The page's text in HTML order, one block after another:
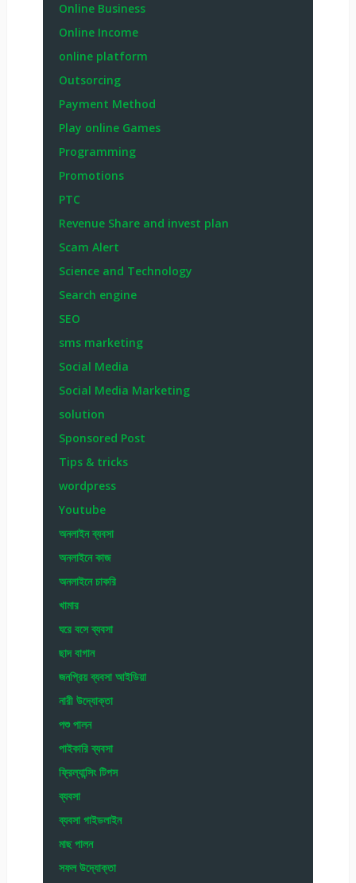
Online Business
Online Income
online platform
Outsorcing
Payment Method
Play online Games
Programming
Promotions
PTC
Revenue Share and invest plan
Scam Alert
Science and Technology
Search engine
SEO
sms marketing
Social Media
Social Media Marketing
solution
Sponsored Post
Tips & tricks
wordpress
Youtube
অনলাইন ব্যবসা
অনলাইনে কাজ
অনলাইনে চাকরি
খামার
ঘরে বসে ব্যবসা
ছাদ বাগান
জনপ্রিয় ব্যবসা আইডিয়া
নারী উদ্যোক্তা
পশু পালন
পাইকারি ব্যবসা
ফ্রিল্যান্সিং টিপস
ব্যবসা
ব্যবসা গাইডলাইন
মাছ পালন
সফল উদ্যোক্তা